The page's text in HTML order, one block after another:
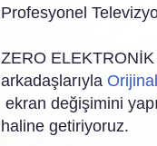
Profesyonel
ZERO
arkadaşlarıyla
ekran değişimini
haline getiriyoruz.